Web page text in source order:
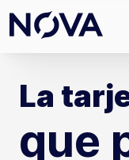
La
que